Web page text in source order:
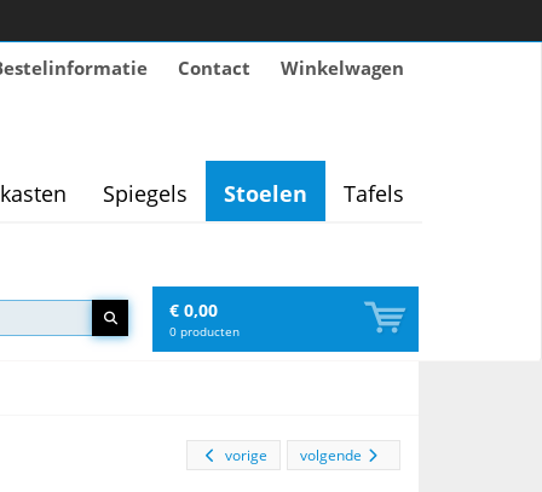
Contact Winkelwagen
Spiegels Stoelen Tafels
€ 0,00
0 producten
volgende
vorige